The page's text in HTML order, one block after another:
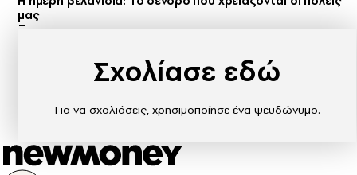
μας
Σχολίασε εδώ
Για να σχολιάσεις, χρησιμοποίησε ένα ψευδώνυμο.